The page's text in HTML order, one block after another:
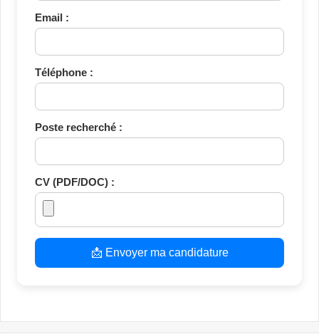
Email :
Téléphone :
Poste recherché :
CV (PDF/DOC) :
📩 Envoyer ma candidature